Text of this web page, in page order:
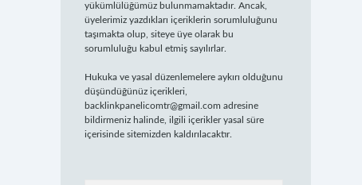
yükümlülüğümüz bulunmamaktadır. Ancak,
üyelerimiz yazdıkları içeriklerin sorumluluğunu
taşımakta olup, siteye üye olarak bu
sorumluluğu kabul etmiş sayılırlar.
Hukuka ve yasal düzenlemelere aykırı olduğunu
düşündüğünüz içerikleri,
backlinkpanelicomtr@gmail.com adresine
bildirmeniz halinde, ilgili içerikler yasal süre
içerisinde sitemizden kaldırılacaktır.